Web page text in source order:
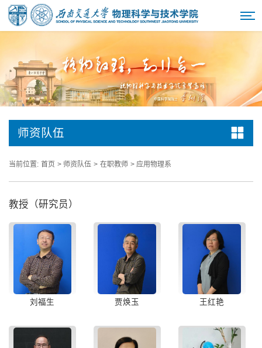
师资队伍
当前位置: 首页 > 师资队伍 > 在职教师 > 应用物理系
教授（研究员）
刘福生 贾焕玉 王红艳